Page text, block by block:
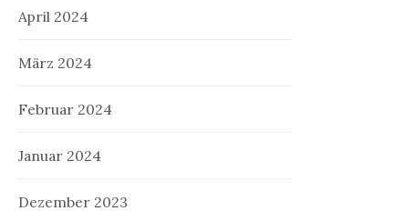
April 2024
März 2024
Februar 2024
Januar 2024
Dezember 2023